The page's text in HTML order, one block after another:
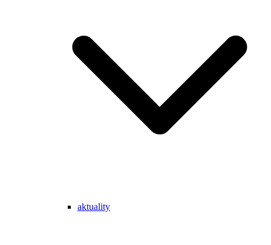
aktuality